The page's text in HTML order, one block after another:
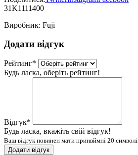
31K1111400
Виробник: Fuji
Додати відгук
Рейтинг*
Будь ласка, оберіть рейтинг!
Відгук*
Будь ласка, вкажіть свій відгук!
Ваш відгук повинен мати принвймні 20
Додати відгук